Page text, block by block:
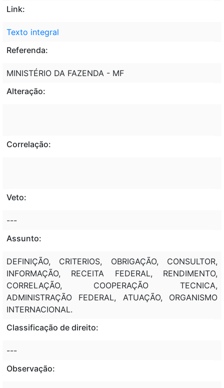
Link:
Texto integral
Referenda:
MINISTÉRIO DA FAZENDA - MF
Alteração:
Correlação:
Veto:
---
Assunto:
DEFINIÇÃO, CRITERIOS, OBRIGAÇÃO, CONSULTOR,
INFORMAÇÃO, RECEITA FEDERAL, RENDIMENTO,
CORRELAÇÃO, COOPERAÇÃO TECNICA,
ADMINISTRAÇÃO FEDERAL, ATUAÇÃO, ORGANISMO
INTERNACIONAL.
Classificação de direito:
---
Observação: